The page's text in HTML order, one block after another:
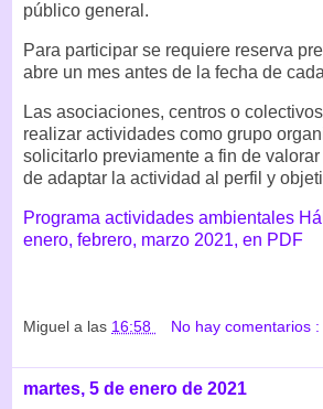
público general.
Para participar se requiere reserva
abre un mes antes de la fecha de
Las asociaciones, centros o
realizar actividades como grupo
solicitarlo previamente a fin de
de adaptar la actividad al perfil y
Programa actividades ambientales
enero, febrero, marzo 2021, en PDF
Miguel a las 16:58 No hay comentarios :
martes, 5 de enero de 2021